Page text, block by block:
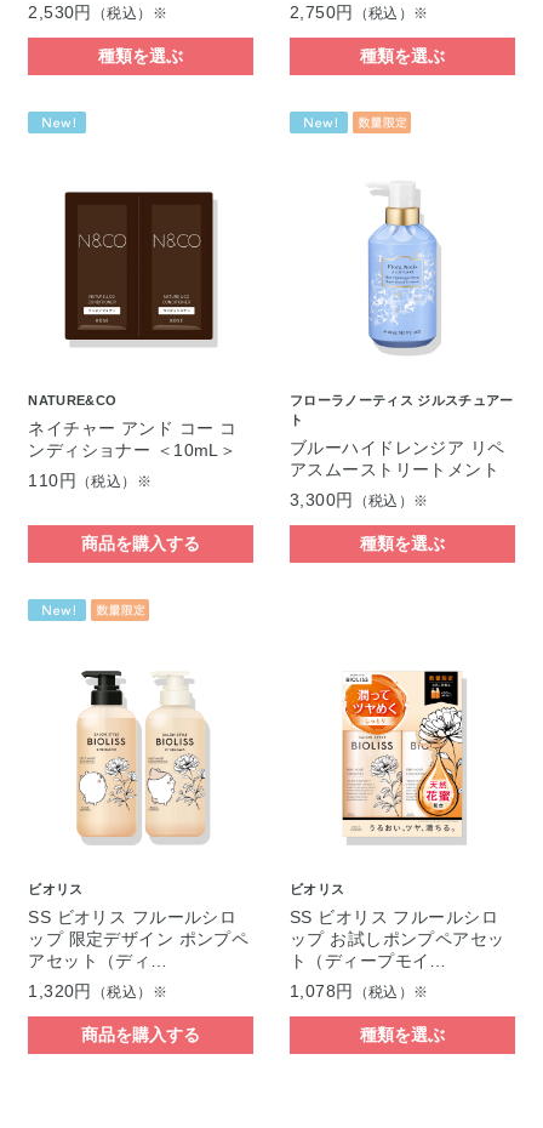
2,530円
（税込）※
種類を選ぶ
2,750円
（税込）※
種類を選ぶ
NATURE&CO
ネイチャー アンド コー コ
ンディショナー ＜10mL＞
110円
（税込）※
商品を購入する
フローラノーティス ジルスチュアー
ト
ブルーハイドレンジア リペ
アスムーストリートメント
3,300円
（税込）※
種類を選ぶ
ビオリス
SS ビオリス フルールシロ
ップ 限定デザイン ポンプペ
アセット（ディ…
1,320円
（税込）※
商品を購入する
ビオリス
SS ビオリス フルールシロ
ップ お試しポンプペアセッ
ト（ディープモイ…
1,078円
（税込）※
種類を選ぶ